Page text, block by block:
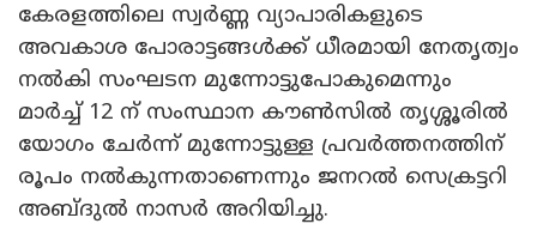
കേരളത്തിലെ സ്വർണ്ണ വ്യാപാരികളുടെ
അവകാശ പോരാട്ടങ്ങൾക്ക് ധീരമായി നേതൃത്വം
നൽകി സംഘടന മുന്നോട്ടുപോകുമെന്നും
മാർച്ച് 12 ന് സംസ്ഥാന കൗൺസിൽ തൃശ്ശൂരിൽ
യോഗം ചേർന്ന് മുന്നോട്ടുള്ള പ്രവർത്തനത്തിന്
രൂപം നൽകുന്നതാണെന്നും ജനറൽ സെക്രട്ടറി
അബ്ദുൽ നാസർ അറിയിച്ചു.